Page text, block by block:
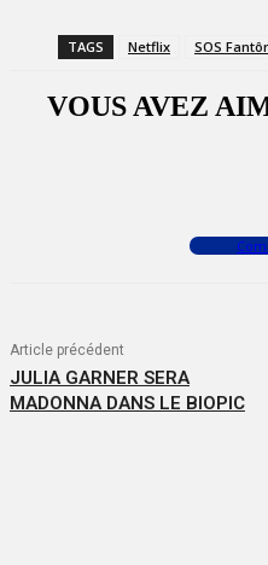
TAGS Netflix SOS
VOUS AVEZ
Article précédent
JULIA GARNER SERA
MADONNA DANS LE BIOPIC